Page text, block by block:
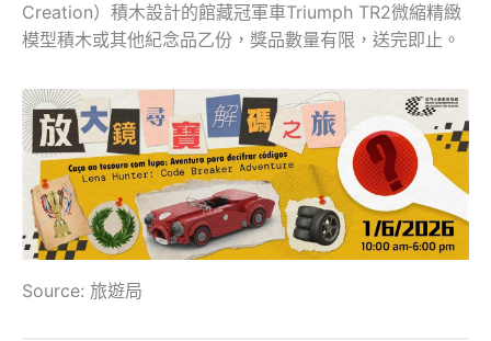
Creation）積木設計的館藏冠軍車Triumph TR2微縮精緻
模型積木或其他紀念品乙份，獎品數量有限，送完即止。
Source: 旅遊局